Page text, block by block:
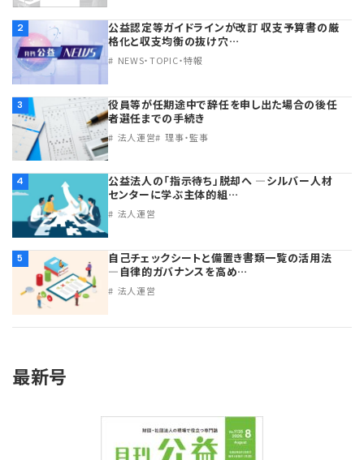
2
公益認定等ガイドラインが改訂 収支予算書の厳
格化と収支均衡の抜け穴…
NEWS・TOPIC・特報
3
役員等が任期途中で辞任を申し出た場合の後任
者選任までの手続き
法人運営 理事・監事
4
公益法人の「指示待ち」脱却へ ―シルバー人材
センターに学ぶ主体的組…
法人運営
5
自己チェックシートと備置き書類一覧の活用法
―自律的ガバナンスを高め…
法人運営
最新号